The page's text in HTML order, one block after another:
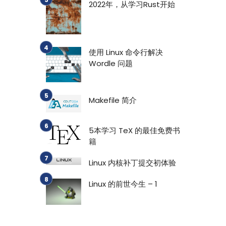
2022年，从学习Rust开始
使用 Linux 命令行解决
Wordle 问题
Makefile 简介
5本学习 TeX 的最佳免费书
籍
Linux 内核补丁提交初体验
Linux 的前世今生 – 1